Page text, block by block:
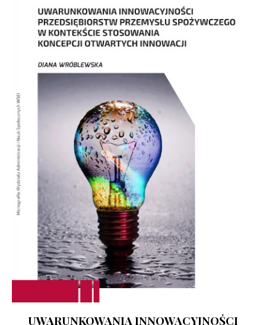
UWARUNKOWANIA INNOWACYJNOŚCI